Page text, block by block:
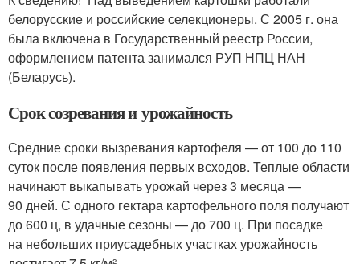
белорусские и российские селекционеры. С 2005 г. она
была включена в Государственный реестр России,
оформлением патента занимался РУП НПЦ НАН
(Беларусь).
Срок созревания и урожайность
Средние сроки вызревания картофеля — от 100 до 110
суток после появления первых всходов. Теплые области
начинают выкапывать урожай через 3 месяца —
90 дней. С одного гектара картофельного поля получают
до 600 ц, в удачные сезоны — до 700 ц. При посадке
на небольших приусадебных участках урожайность